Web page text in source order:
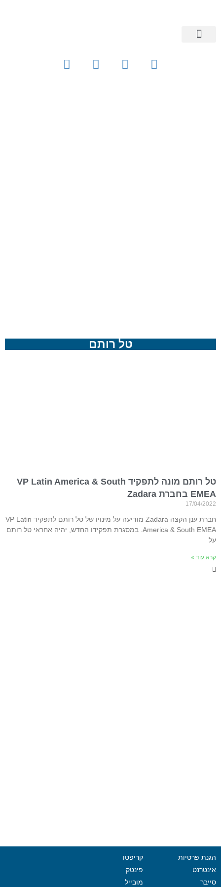
טל רותם
טל רותם מונה לתפקיד VP Latin America & South
EMEA בחברת Zadara
17/04/2022
חברת ענן הקצה Zadara מודיעה על מינויו של טל רותם לתפקיד VP Latin
America & South EMEA. במסגרת תפקידו החדש, יהיה אחראי טל רותם
על
קרא עוד »
הגנת פרטיות
אינטרנט
סייבר
קריפטו
פינטק
מובייל